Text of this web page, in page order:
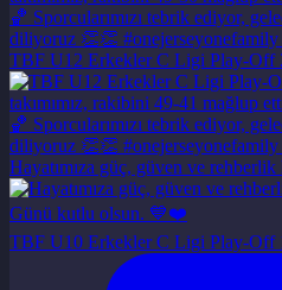
TBF U12 Erkekler C Ligi Play-Off
Hayatımıza güç, güven ve
TBF U10 Erkekler C Ligi Play-Off